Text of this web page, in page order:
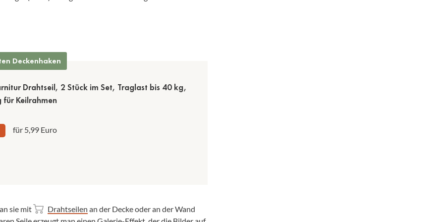
Deckenhaken
Drahtseil, 2 Stück im Set, Traglast bis 40 kg,
für Keilrahmen
für 5,99 Euro
sie mit Drahtseilen an der Decke oder an der Wand